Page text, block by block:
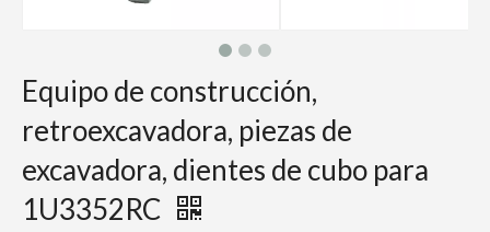
Equipo de construcción,
retroexcavadora, piezas de
excavadora, dientes de cubo para
1U3352RC